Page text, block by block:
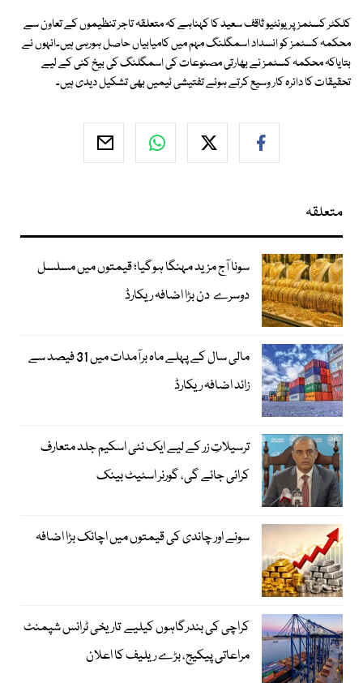
کلکٹر کسٹمز پریونٹیو ثاقف سعید کا کہناہے کہ متعلقہ تاجر تنظیموں کے تعاون سے
محکمہ کسٹمز کو انسداد اسمگلنگ مہم میں کامیابیاں حاصل ہورہی ہیں۔انہوں نے
بتایاکہ محکمہ کسٹمز نے بھارتی مصنوعات کی اسمگلنگ کی بیخ کنی کے لیے
تحقیقات کا دائرہ کار وسیع کرتے ہوئے تفتیشی ٹیمیں بھی تشکیل دیدی ہیں۔
متعلقہ
سونا آج مزید مہنگا ہوگیا؛ قیمتوں میں مسلسل
دوسرے دن بڑا اضافہ ریکارڈ
مالی سال کے پہلے ماہ برآمدات میں 31 فیصد سے
زائد اضافہ ریکارڈ
ترسیلاتِ زر کے لیے ایک نئی اسکیم جلد متعارف
کرائی جائے گی، گورنر اسٹیٹ بینک
سونے اور چاندی کی قیمتوں میں اچانک بڑا اضافہ
کراچی کی بندرگاہوں کیلیے تاریخی ٹرانس شپمنٹ
مراعاتی پیکیج، بڑے ریلیف کا اعلان